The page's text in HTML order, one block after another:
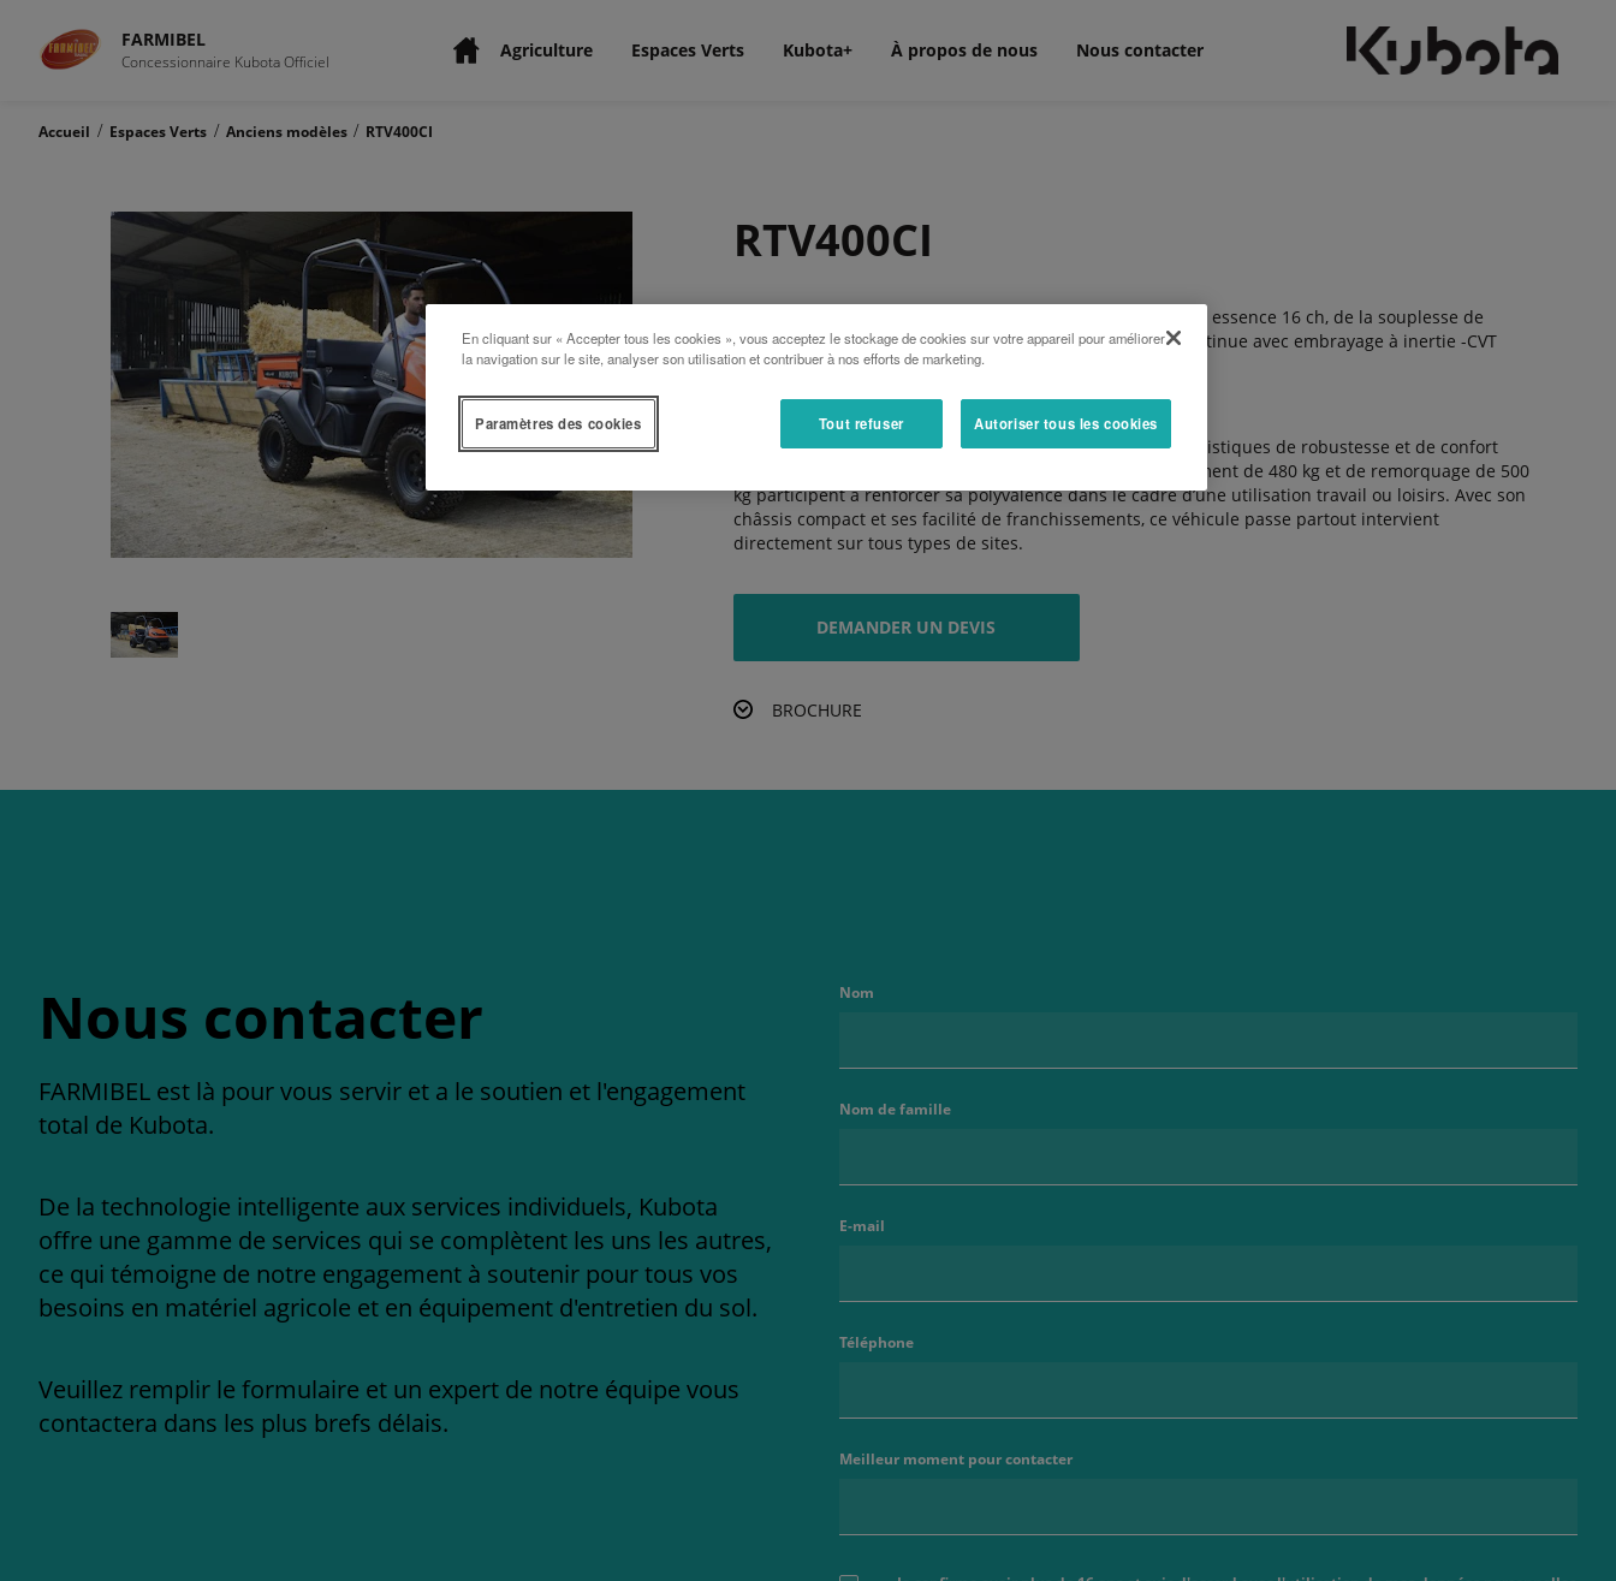
FARMIBEL
Concessionnaire Kubota Officiel Agriculture Espaces Verts Kubota+ À propos de nous Nous contacter
Accueil / Espaces Verts / Anciens modèles / RTV400CI
RTV400CI
Ce petit utilitaire très robuste bénéficie d’une motorisation essence 16 ch, de la souplesse de
l’injection électronique et d’une transmission variation continue avec embrayage à inertie -CVT
Plus qui assurent la nervosité et la réactivité du véhicule.
Ce véhicule utilitaire 4RM emprunte beaucoup de caractéristiques de robustesse et de confort
appréciées chez ses grands frères. Sa capacité de chargement de 480 kg et de remorquage de 500
kg participent à renforcer sa polyvalence dans le cadre d’une utilisation travail ou loisirs. Avec son
châssis compact et ses facilité de franchissements, ce véhicule passe partout intervient
directement sur tous types de sites.
DEMANDER UN DEVIS
BROCHURE
Nous contacter
FARMIBEL est là pour vous servir et a le soutien et l'engagement
total de Kubota.
De la technologie intelligente aux services individuels, Kubota
offre une gamme de services qui se complètent les uns les autres,
ce qui témoigne de notre engagement à soutenir pour tous vos
besoins en matériel agricole et en équipement d'entretien du sol.
Veuillez remplir le formulaire et un expert de notre équipe vous
contactera dans les plus brefs délais.
Nom
Nom de famille
E-mail
Téléphone
Meilleur moment pour contacter
En cliquant sur « Accepter tous les cookies », vous acceptez le stockage de cookies sur votre appareil pour améliorer
la navigation sur le site, analyser son utilisation et contribuer à nos efforts de marketing.
Tout refuser Autoriser tous les cookies
Paramètres des cookies